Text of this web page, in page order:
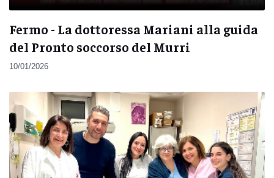
Fermo - La dottoressa Mariani alla guida
del Pronto soccorso del Murri
10/01/2026